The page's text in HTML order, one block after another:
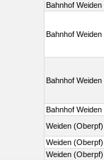
Bahnhof Weiden
Bahnhof Weiden
Bahnhof Weiden
Bahnhof Weiden
Weiden (Oberpf)
Weiden (Oberpf)
Weiden (Oberpf)